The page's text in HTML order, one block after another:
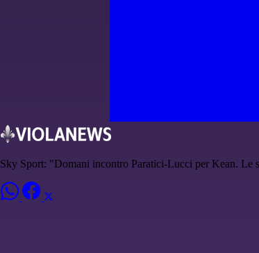
Sky Sport: "Domani incontro Paratici-Lucci per Kean. Le